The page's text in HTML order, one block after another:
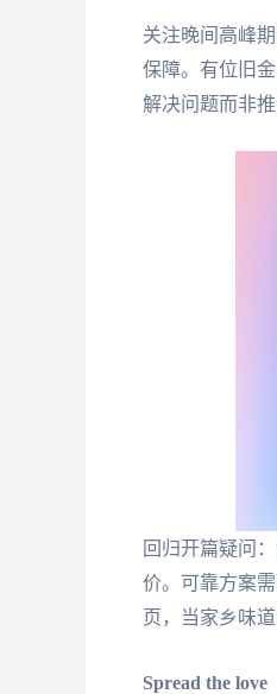
关注晚间高峰
保障。有位旧
解决问题而非推
回归开篇疑问：
价。可靠方案
页，当家乡味
Spread the love